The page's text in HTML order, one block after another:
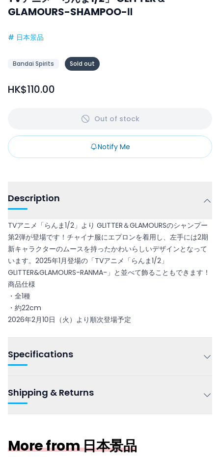
GLAMOURS-SHAMPOO-Ⅱ
# 日本景品
Bandai Spirits Sold out
HK$110.00
Out of stock
Notify Me
Description
TVアニメ「らんま1/2」より GLITTER＆GLAMOURSのシャンプー
第2弾が登場です！チャイナ服にエプロンを着用し、左手には2期
新キャラクターのムースを持ったかわいらしいデザインとなって
います。2025年1月登場の「TVアニメ「らんま1/2」
GLITTER&GLAMOURS-RANMA-」と並べて飾ることもできます！
商品仕様
・全1種
・約22cm
2026年2月10日（火）より順次登場予定
Specifications
Shipping & Returns
More from 日本景品